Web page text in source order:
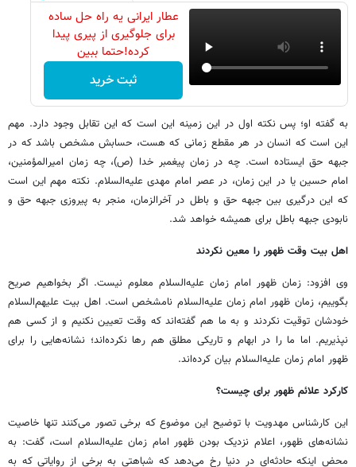
عطار ایرانی یه راه حل ساده
برای جلوگیری از پیری پیدا
کرده!حتما ببین
ثبت خرید
به گفته او؛ پس نکته اول در این زمینه این است که این تقابل وجود دارد. مهم
این است که انسان در هر مقطع زمانی که هست، حسابش مشخص باشد که در
جبهه حق ایستاده است. چه در زمان پیغمبر خدا (ص)، چه زمان امیرالمؤمنین،
امام حسین یا در این زمان، در عصر امام مهدی علیه‌السلام. نکته مهم این است
که این درگیری بین جبهه حق و باطل در آخرالزمان، منجر به پیروزی جبهه حق و
نابودی جبهه باطل برای همیشه خواهد شد.
اهل بیت وقت ظهور را معین نکردند
وی افزود: زمان ظهور امام زمان علیه‌السلام معلوم نیست. اگر بخواهیم صریح
بگوییم، زمان ظهور امام زمان علیه‌السلام نامشخص است. اهل بیت علیهم‌السلام
خودشان توقیت نکردند و به ما هم گفته‌اند که وقت تعیین نکنیم و از کسی هم
نپذیریم. اما ما را در ابهام و تاریکی مطلق هم رها نکرده‌اند؛ نشانه‌هایی را برای
ظهور امام زمان علیه‌السلام بیان کرده‌اند.
کارکرد علائم ظهور برای چیست؟
این کارشناس مهدویت با توضیح این موضوع که برخی تصور می‌کنند تنها خاصیت
نشانه‌های ظهور، اعلام نزدیک بودن ظهور امام زمان علیه‌السلام است، گفت: به
محض اینکه حادثه‌ای در دنیا رخ می‌دهد که شباهتی به برخی از روایاتی که به